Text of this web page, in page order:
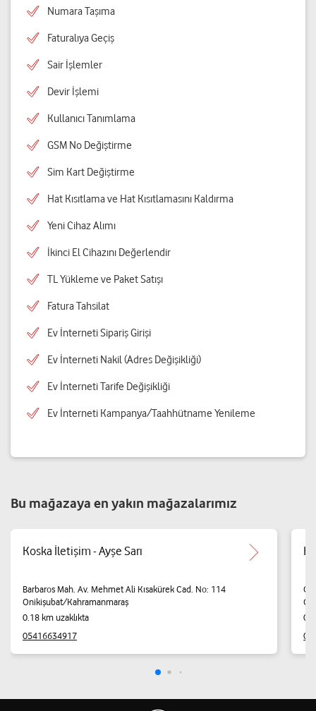
Numara Taşıma
Faturalıya Geçiş
Sair İşlemler
Devir İşlemi
Kullanıcı Tanımlama
GSM No Değiştirme
Sim Kart Değiştirme
Hat Kısıtlama ve Hat Kısıtlamasını Kaldırma
Yeni Cihaz Alımı
İkinci El Cihazını Değerlendir
TL Yükleme ve Paket Satışı
Fatura Tahsilat
Ev İnterneti Sipariş Girişi
Ev İnterneti Nakil (Adres Değişikliği)
Ev İnterneti Tarife Değişikliği
Ev İnterneti Kampanya/Taahhütname Yenileme
Bu mağazaya en yakın mağazalarımız
Koska İletişim - Ayşe Sarı
Barbaros Mah. Av. Mehmet Ali Kısakürek Cad. No: 114
Onikişubat/Kahramanmaraş
0.18 km uzaklıkta
05416634917